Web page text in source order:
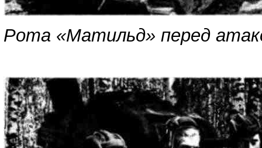
Рота «Матильд» перед